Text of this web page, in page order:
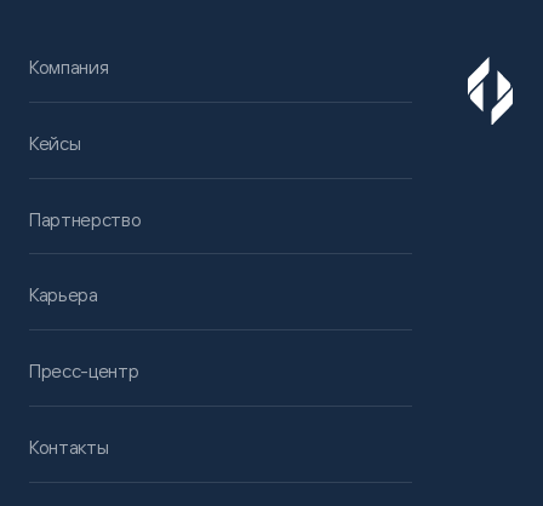
Компания
Кейсы
Партнерство
Карьера
Пресс-центр
Контакты